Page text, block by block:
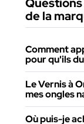
de la
Comment
pour qu'ils
Le Vernis à
mes ongles
Où puis-je